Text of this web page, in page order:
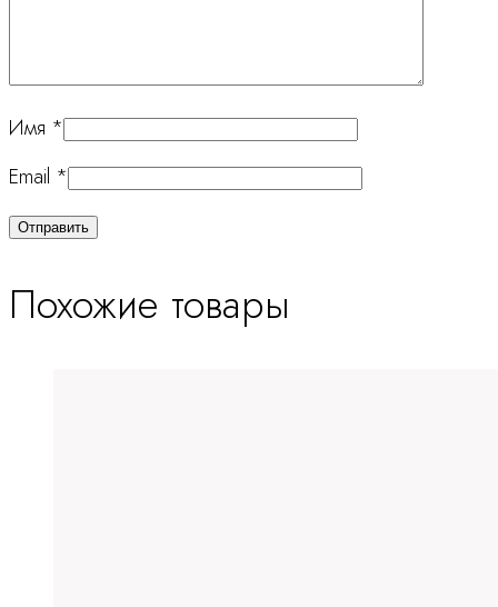
Имя *
Email *
Похожие товары